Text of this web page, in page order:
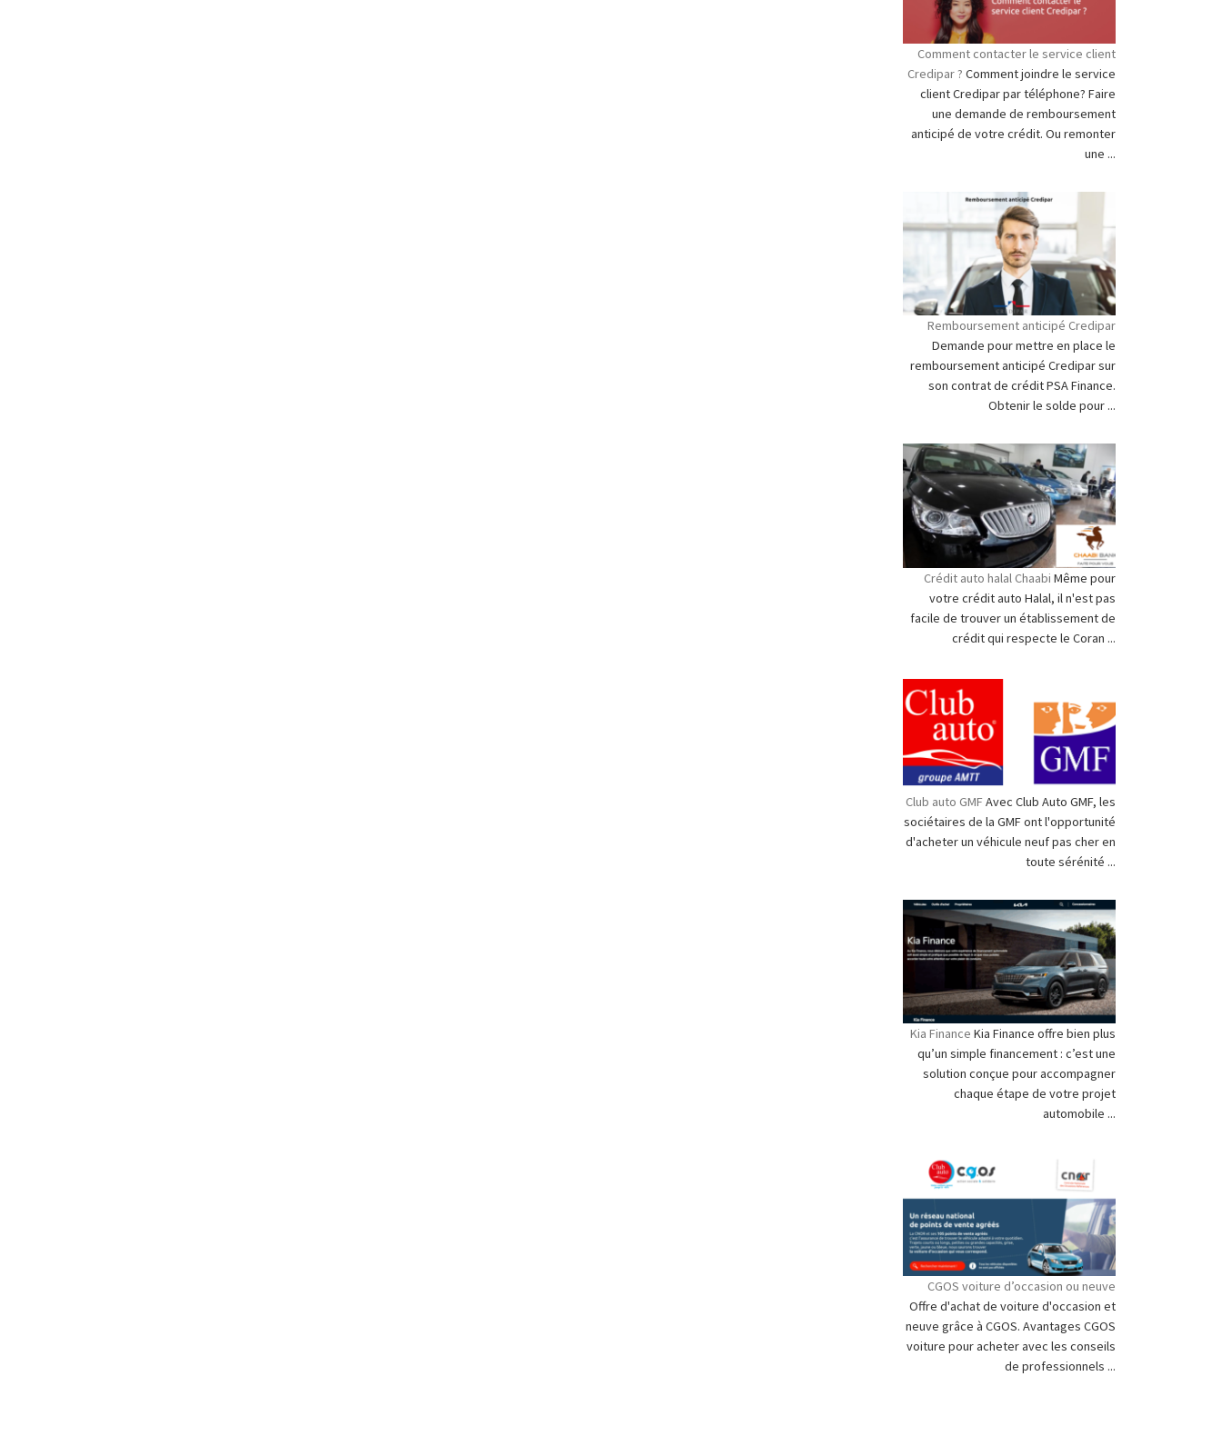
Comment contacter le service client
Credipar ? Comment joindre le service
client Credipar par téléphone? Faire
une demande de remboursement
anticipé de votre crédit. Ou remonter
une ...
Remboursement anticipé Credipar
Demande pour mettre en place le
remboursement anticipé Credipar sur
son contrat de crédit PSA Finance.
Obtenir le solde pour ...
Crédit auto halal Chaabi Même pour
votre crédit auto Halal, il n'est pas
facile de trouver un établissement de
crédit qui respecte le Coran ...
Club auto GMFAvec Club Auto GMF, les
sociétaires de la GMF ont l'opportunité
d'acheter un véhicule neuf pas cher en
toute sérénité ...
Kia Finance Kia Finance offre bien plus
qu’un simple financement : c’est une
solution conçue pour accompagner
chaque étape de votre projet
automobile ...
CGOS voiture d’occasion ou neuve
Offre d'achat de voiture d'occasion et
neuve grâce à CGOS. Avantages CGOS
voiture pour acheter avec les conseils
de professionnels ...